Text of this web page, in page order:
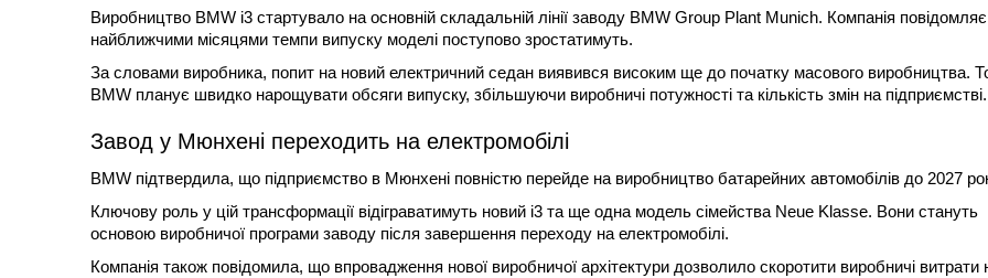
Виробництво BMW i3 стартувало на основній складальній лінії заводу BMW Group Plant Munich. Компанія
найближчими місяцями темпи випуску моделі поступово зростатимуть.
За словами виробника, попит на новий електричний седан виявився високим ще до початку масового виробництва.
BMW планує швидко нарощувати обсяги випуску, збільшуючи виробничі потужності та кількість змін на підприємстві.
Завод у Мюнхені переходить на електромобілі
BMW підтвердила, що підприємство в Мюнхені повністю перейде на виробництво батарейних автомобілів до 2027
Ключову роль у цій трансформації відіграватимуть новий i3 та ще одна модель сімейства Neue Klasse. Вони стануть
основою виробничої програми заводу після завершення переходу на електромобілі.
Компанія також повідомила, що впровадження нової виробничої архітектури дозволило скоротити виробничі витрати